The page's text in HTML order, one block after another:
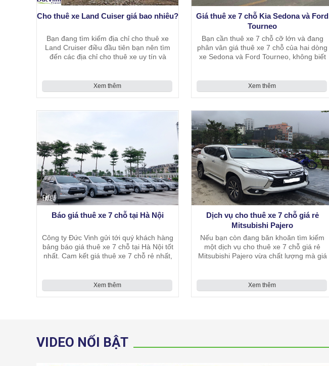
Cho thuê xe Land Cuiser giá bao nhiêu?
Bạn đang tìm kiếm địa chỉ cho thuê xe
Land Cruiser điều đầu tiên bạn nên tìm
đến các địa chỉ cho thuê xe uy tín và
vụ.
Xem thêm
Giá thuê xe 7 chỗ Kia Sedona và Ford
Tourneo
Bạn cần thuê xe 7 chỗ cỡ lớn và đang
phân vân giá thuê xe 7 chỗ của hai dòng
xe Sedona và Ford Tourneo, không biết
Xem thêm
Báo giá thuê xe 7 chỗ tại Hà Nội
Công ty Đức Vinh gửi tới quý khách hàng
bảng báo giá thuê xe 7 chỗ tại Hà Nội tốt
nhất. Cam kết giá thuê xe 7 chỗ rẻ nhất,
Xem thêm
Dịch vụ cho thuê xe 7 chỗ giá rẻ
Mitsubishi Pajero
Nếu bạn còn đang băn khoăn tìm kiếm
một dịch vụ cho thuê xe 7 chỗ giá rẻ
Mitsubishi Pajero vừa chất lượng mà giá
Xem thêm
VIDEO NỔI BẬT